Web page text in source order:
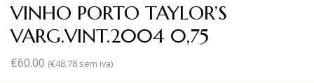
VINHO PORTO TAYLOR’S
VARG.VINT.2004 0,75
€60.00 (€48.78 sem iva)